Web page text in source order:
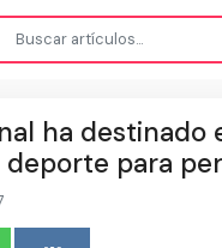
ha destinado
deporte para